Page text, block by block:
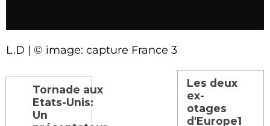
L.D | © image: capture France 3
Tornade aux
Etats-Unis:
Un
Les deux
ex-
otages
d'Europe1